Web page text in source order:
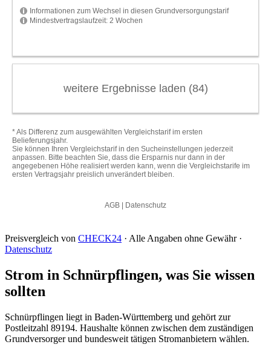
Preisvergleich von CHECK24 · Alle Angaben ohne Gewähr ·
Datenschutz
Strom in Schnürpflingen, was Sie wissen
sollten
Schnürpflingen liegt in Baden-Württemberg und gehört zur
Postleitzahl 89194. Haushalte können zwischen dem zuständigen
Grundversorger und bundesweit tätigen Stromanbietern wählen.